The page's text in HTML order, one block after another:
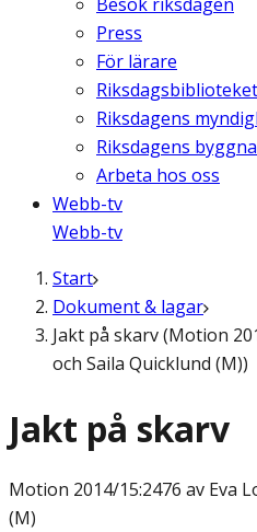
Press
För lärare
Riksdagsbiblioteket
Riksdagens
Riksdagens
Arbeta hos oss
Webb-tv
Webb-tv
Start
Dokument & lagar
Jakt på skarv (Motion
och Saila Quicklund (M))
Jakt på skarv
Motion 2014/15:2476 av Eva
(M)